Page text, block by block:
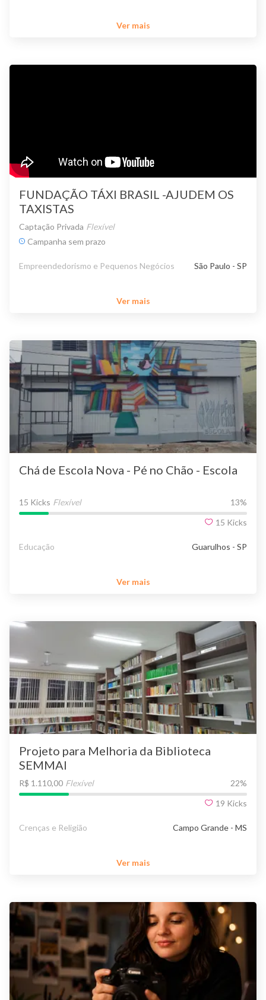
Ver mais
FUNDAÇÃO TÁXI BRASIL -AJUDEM OS
TAXISTAS
Captação Privada Flexível
Campanha sem prazo
Empreendedorismo e Pequenos Negócios São Paulo - SP
Ver mais
Chá de Escola Nova - Pé no Chão - Escola
15 Kicks Flexível 13%
15 Kicks
Educação Guarulhos - SP
Ver mais
Projeto para Melhoria da Biblioteca
SEMMAI
R$ 1.110,00 Flexível 22%
19 Kicks
Crenças e Religião Campo Grande - MS
Ver mais